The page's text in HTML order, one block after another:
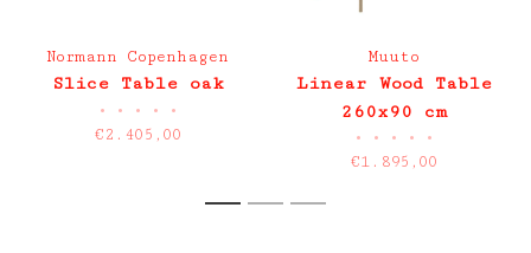
Normann Copenhagen
Slice Table oak
• • • • •
€2.405,00
Muuto
Linear Wood Table
260x90 cm
• • • • •
€1.895,00
1 2 3